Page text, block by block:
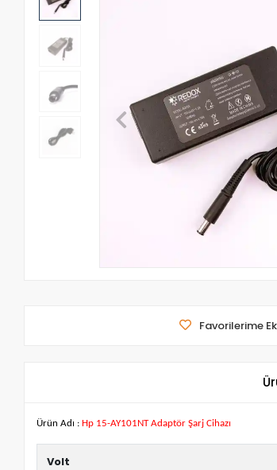
Favorilerime
Ürün Adı : Hp 15-AY101NT Adaptör Şarj Cihazı
Volt